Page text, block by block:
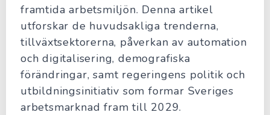
framtida arbetsmiljön. Denna artikel
utforskar de huvudsakliga trenderna,
tillväxtsektorerna, påverkan av automation
och digitalisering, demografiska
förändringar, samt regeringens politik och
utbildningsinitiativ som formar Sveriges
arbetsmarknad fram till 2029.